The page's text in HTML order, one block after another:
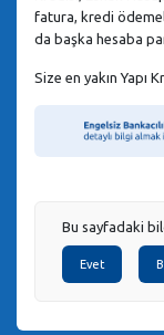
fatura, kredi
da başka hesaba
Size en yakın Yapı
Bu sayfadaki
Evet